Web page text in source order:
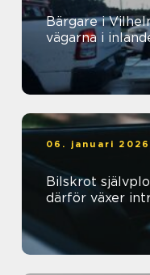
Bärgare i
vägarna i
06. januari 2026
Bilskrot
därför växer